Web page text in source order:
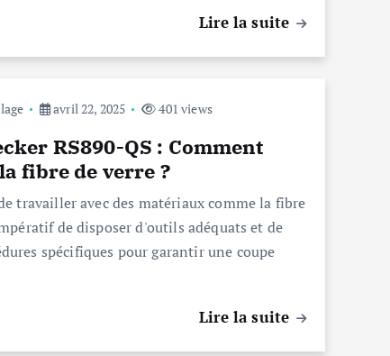
Lire la suite
avril 22, 2025 401 views
RS890-QS : Comment
fibre de verre ?
travailler avec des matériaux comme la fibre
de disposer d'outils adéquats et de
spécifiques pour garantir une coupe
Lire la suite